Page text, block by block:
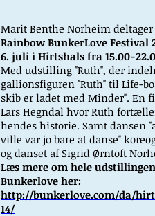
Marit Benthe Norheim deltager
Rainbow BunkerLove Festival
6. juli i Hirtshals fra 15.00-22.00
Med udstilling "Ruth", der
gallionsfiguren "Ruth" til Life-
skib er ladet med Minder". En
Lars Hegndal hvor Ruth fortæller
hendes historie. Samt dansen
ville var jo bare at danse"
og danset af Sigrid Ørntoft
Læs mere om hele udstillingen
Bunkerlove her:
http://bunkerlove.com/da/
14/